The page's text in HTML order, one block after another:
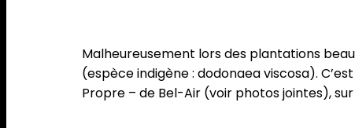
Malheureusement lors des plantations
(espèce indigène : dodonaea viscosa).
Propre – de Bel-Air (voir photos jointes),